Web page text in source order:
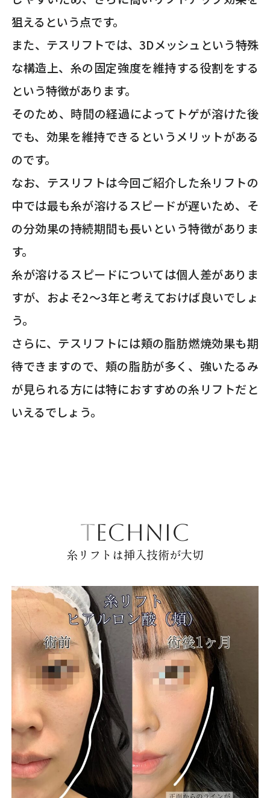
狙えるという点です。
また、テスリフトでは、3Dメッシュという特殊
な構造上、糸の固定強度を維持する役割をする
という特徴があります。
そのため、時間の経過によってトゲが溶けた後
でも、効果を維持できるというメリットがある
のです。
なお、テスリフトは今回ご紹介した糸リフトの
中では最も糸が溶けるスピードが遅いため、そ
の分効果の持続期間も長いという特徴がありま
す。
糸が溶けるスピードについては個人差がありま
すが、およそ2～3年と考えておけば良いでしょ
う。
さらに、テスリフトには頬の脂肪燃焼効果も期
待できますので、頬の脂肪が多く、強いたるみ
が見られる方には特におすすめの糸リフトだと
いえるでしょう。
TECHNIC
糸リフトは挿入技術が大切